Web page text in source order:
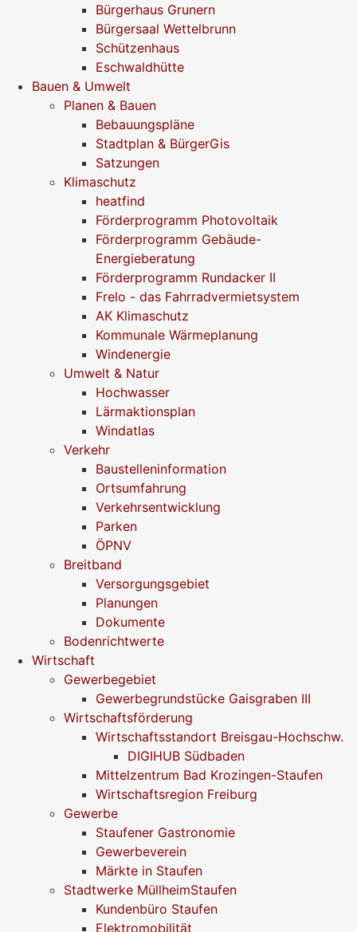
Bürgerhaus Grunern
Bürgersaal Wettelbrunn
Schützenhaus
Eschwaldhütte
Bauen & Umwelt
Planen & Bauen
Bebauungspläne
Stadtplan & BürgerGis
Satzungen
Klimaschutz
heatfind
Förderprogramm Photovoltaik
Förderprogramm Gebäude-
Energieberatung
Förderprogramm Rundacker II
Frelo - das Fahrradvermietsystem
AK Klimaschutz
Kommunale Wärmeplanung
Windenergie
Umwelt & Natur
Hochwasser
Lärmaktionsplan
Windatlas
Verkehr
Baustelleninformation
Ortsumfahrung
Verkehrsentwicklung
Parken
ÖPNV
Breitband
Versorgungsgebiet
Planungen
Dokumente
Bodenrichtwerte
Wirtschaft
Gewerbegebiet
Gewerbegrundstücke Gaisgraben III
Wirtschaftsförderung
Wirtschaftsstandort Breisgau-Hochschw.
DIGIHUB Südbaden
Mittelzentrum Bad Krozingen-Staufen
Wirtschaftsregion Freiburg
Gewerbe
Staufener Gastronomie
Gewerbeverein
Märkte in Staufen
Stadtwerke MüllheimStaufen
Kundenbüro Staufen
Elektromobilität